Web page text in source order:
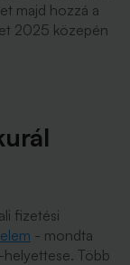
majd hozzá a
2025 közepén
fizetési
- mondta
Több